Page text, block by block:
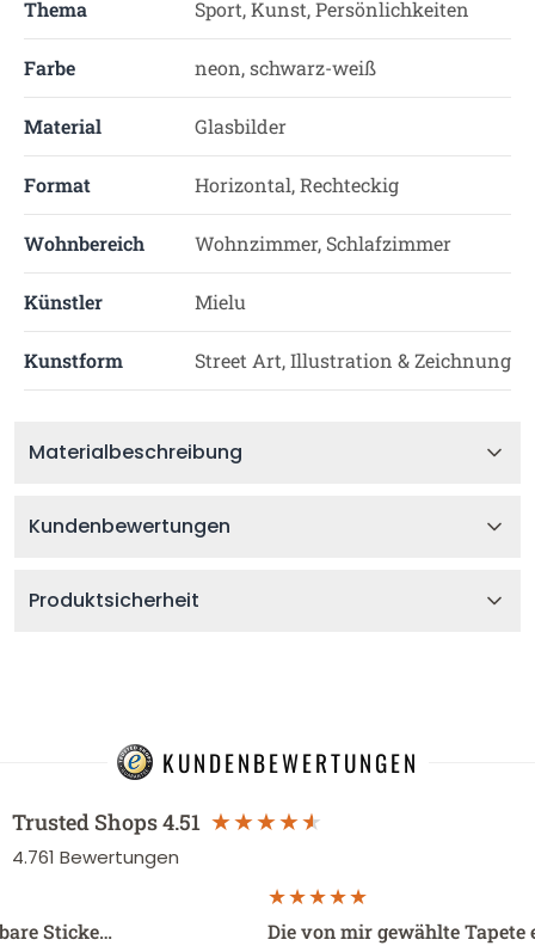
Thema Sport, Kunst, Persönlichkeiten
Farbe neon, schwarz-weiß
Material Glasbilder
Format Horizontal, Rechteckig
Wohnbereich Wohnzimmer, Schlafzimmer
Künstler Mielu
Kunstform Street Art, Illustration & Zeichnung
Materialbeschreibung
Kundenbewertungen
Produktsicherheit
KUNDENBEWERTUNGEN
Trusted Shops4.51
4.761 Bewertungen
Sticke… Die von mir gewählte